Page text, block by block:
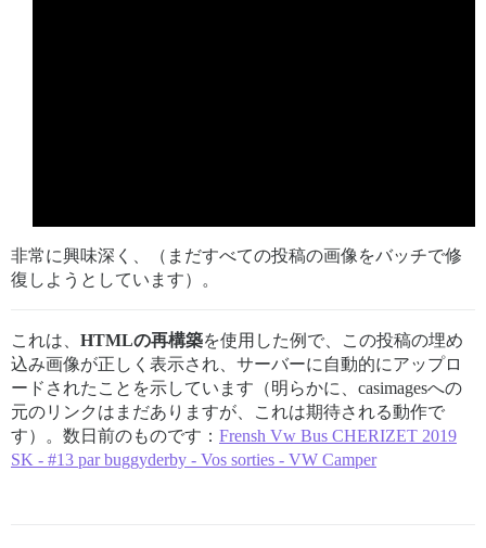
非常に興味深く、（まだすべての投稿の画像をバッチで修
復しようとしています）。
これは、 HTMLの再構築を使用した例で、この投稿の埋め
込み画像が正しく表示され、サーバーに自動的にアップロ
ードされたことを示しています（明らかに、casimagesへの
元のリンクはまだありますが、これは期待される動作で
す）。数日前のものです： Frensh Vw Bus CHERIZET 2019
SK - #13 par buggyderby - Vos sorties - VW Camper